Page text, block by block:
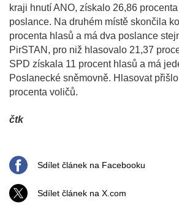
kraji hnutí ANO, získalo 26,86
poslance. Na druhém místě skončila
procenta hlasů a má dva poslance
PirSTAN, pro niž hlasovalo 21,37
SPD získala 11 procent hlasů a má
Poslanecké sněmovně. Hlasovat
procenta voličů.
čtk
Sdílet článek na Facebooku
Sdílet článek na X.com